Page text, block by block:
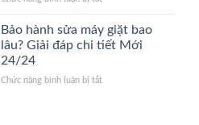
Dứt
Điểm
Thợ
Giỏi,
Gốc,
sánh
chi
và
Bảo hành sửa máy giặt bao
lâu? Giải đáp chi tiết Mới
24/24
Chức năng bình luận bị tắtở